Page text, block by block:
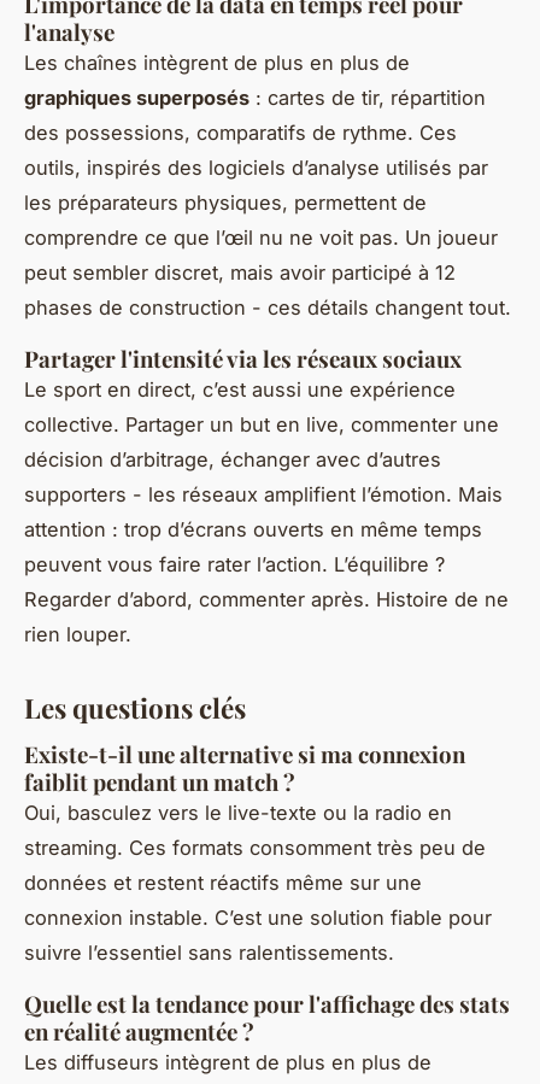
l'analyse
Les chaînes intègrent de plus en plus de
graphiques superposés : cartes de tir, répartition
des possessions, comparatifs de rythme. Ces
outils, inspirés des logiciels d’analyse utilisés par
les préparateurs physiques, permettent de
comprendre ce que l’œil nu ne voit pas. Un joueur
peut sembler discret, mais avoir participé à 12
phases de construction - ces détails changent tout.
Partager l'intensité via les réseaux sociaux
Le sport en direct, c’est aussi une expérience
collective. Partager un but en live, commenter une
décision d’arbitrage, échanger avec d’autres
supporters - les réseaux amplifient l’émotion. Mais
attention : trop d’écrans ouverts en même temps
peuvent vous faire rater l’action. L’équilibre ?
Regarder d’abord, commenter après. Histoire de ne
rien louper.
Les questions clés
Existe-t-il une alternative si ma connexion
faiblit pendant un match ?
Oui, basculez vers le live-texte ou la radio en
streaming. Ces formats consomment très peu de
données et restent réactifs même sur une
connexion instable. C’est une solution fiable pour
suivre l’essentiel sans ralentissements.
Quelle est la tendance pour l'affichage des stats
en réalité augmentée ?
Les diffuseurs intègrent de plus en plus de